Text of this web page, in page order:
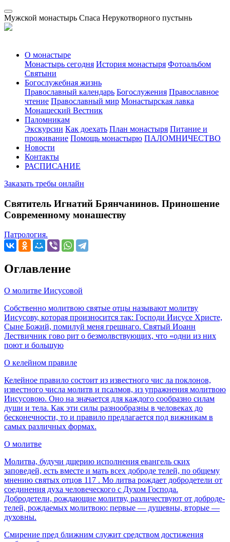
Мужской монастырь Спаса Нерукотворного пустынь
О монастыре
Монастырь сегодня История монастыря Фотоальбом
Святыни
Богослужебная жизнь
Православный календарь Богослужения Православное
чтение Православный мир Монастырская лавка
Монашеский Вестник
Паломникам
Экскурсии Как доехать План монастыря Питание и
проживание Помощь монастырю ПАЛОМНИЧЕСТВО
Новости
Контакты
РАСПИСАНИЕ
Заказать требы онлайн
Святитель Игнатий Брянчанинов. Приношение
Современному монашеству
Патрология.
Оглавление
О молитве Иисусовой
Собственно молитвою святые отцы называют молитву
Иисусову, которая произносится так: Господи Иисусе Христе,
Сыне Божий, помилуй меня грешнаго. Святый Иоанн
Лествичник гово­ рит о безмолвствующих, что «одни из них
поют и большую
О келейном правиле
Келейное правило состоит из известного чис­ ла поклонов,
известного числа молитв и псалмов, из упражнения молитвою
Иисусовою. Оно на­ значается для каждого сообразно силам
души и тела. Как эти силы разнообразны в человеках до
бесконечности, то и правило предлагается под­ вижникам в
самых различных формах.
О молитве
Молитва, будучи дщерию исполнения евангель­ ских
заповедей, есть вместе и мать всех доброде­ телей, по общему
мнению святых отцов 117 . Мо литва рождает добродетели от
соединения духа человеческого с Духом Господа.
Добродетели, рождающие молитву, различествуют от доброде­
телей, рождаемых молитвою: первые — душевны, вторые —
духовны.
Смирение пред ближним служит средством достижения